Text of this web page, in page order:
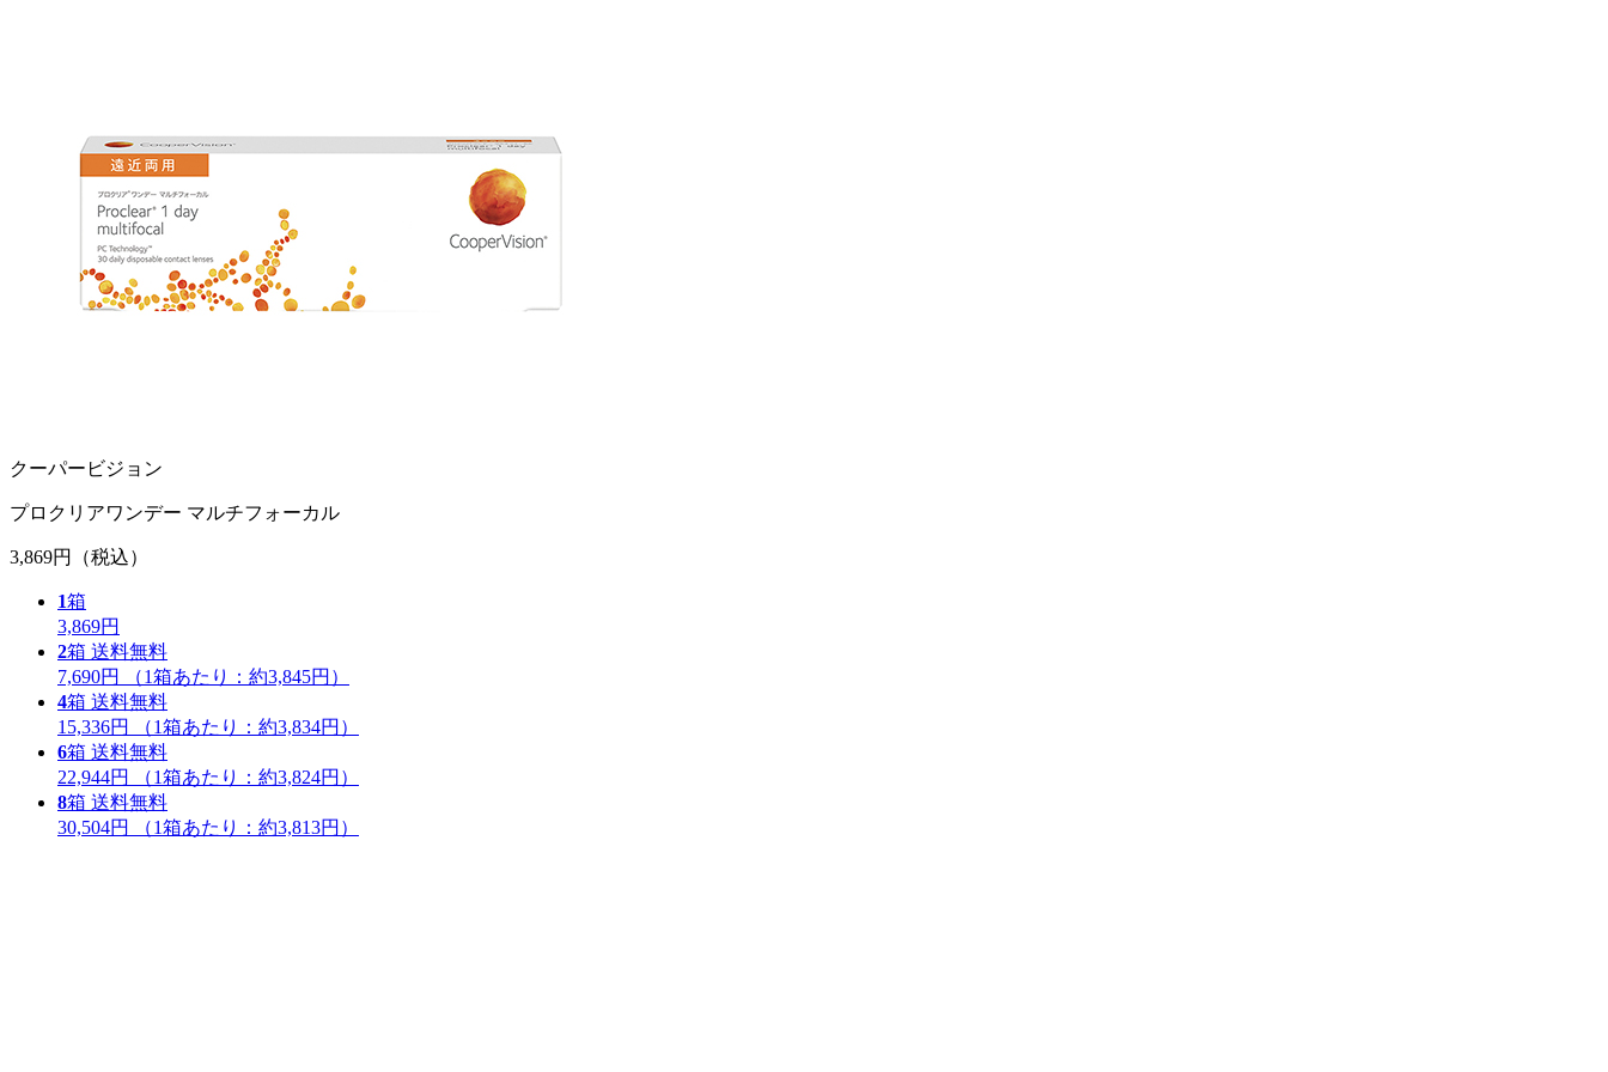
クーパービジョン
プロクリアワンデー マルチフォーカル
3,869円 （税込）
1箱
3,869円
2箱 送料無料
7,690円
（1箱あたり： 約3,845円 ）
4箱 送料無料
15,336円
（1箱あたり： 約3,834円 ）
6箱 送料無料
22,944円
（1箱あたり： 約3,824円 ）
8箱 送料無料
30,504円
（1箱あたり： 約3,813円 ）